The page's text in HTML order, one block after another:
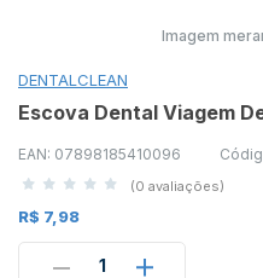
Imagem
DENTALCLEAN
Escova Dental Viagem
EAN: 07898185410096
(0 avaliações)
R$ 7,98
1